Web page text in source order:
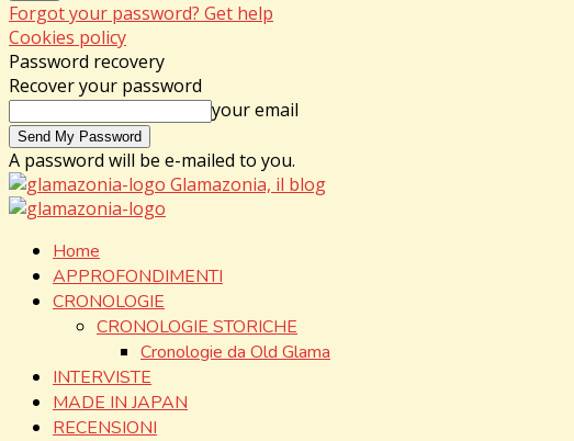
Forgot your password? Get help
Cookies policy
Password recovery
Recover your password
your email
A password will be e-mailed to you.
Glamazonia, il blog
Home
APPROFONDIMENTI
CRONOLOGIE
CRONOLOGIE STORICHE
Cronologie da Old Glama
INTERVISTE
MADE IN JAPAN
RECENSIONI